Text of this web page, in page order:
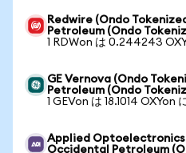
Redwire (Ondo
Petroleum (Ondo
1 RDWon は 0.244243
GE Vernova (Ondo
Petroleum (Ondo
1 GEVon は 18.1014 OXYon
Applied Optoelectronics
Occidental Petroleum